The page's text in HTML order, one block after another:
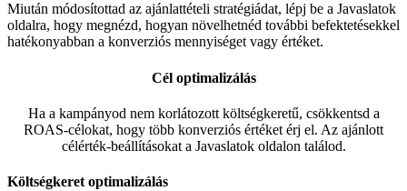
Miután módosítottad az ajánlattételi stratégiádat, lépj be a Javaslatok
oldalra, hogy megnézd, hogyan növelhetnéd további befektetésekkel
hatékonyabban a konverziós mennyiséget vagy értéket.
Cél optimalizálás
Ha a kampányod nem korlátozott költségkeretű, csökkentsd a
ROAS-célokat, hogy több konverziós értéket érj el. Az ajánlott
célérték-beállításokat a Javaslatok oldalon találod.
Költségkeret optimalizálás